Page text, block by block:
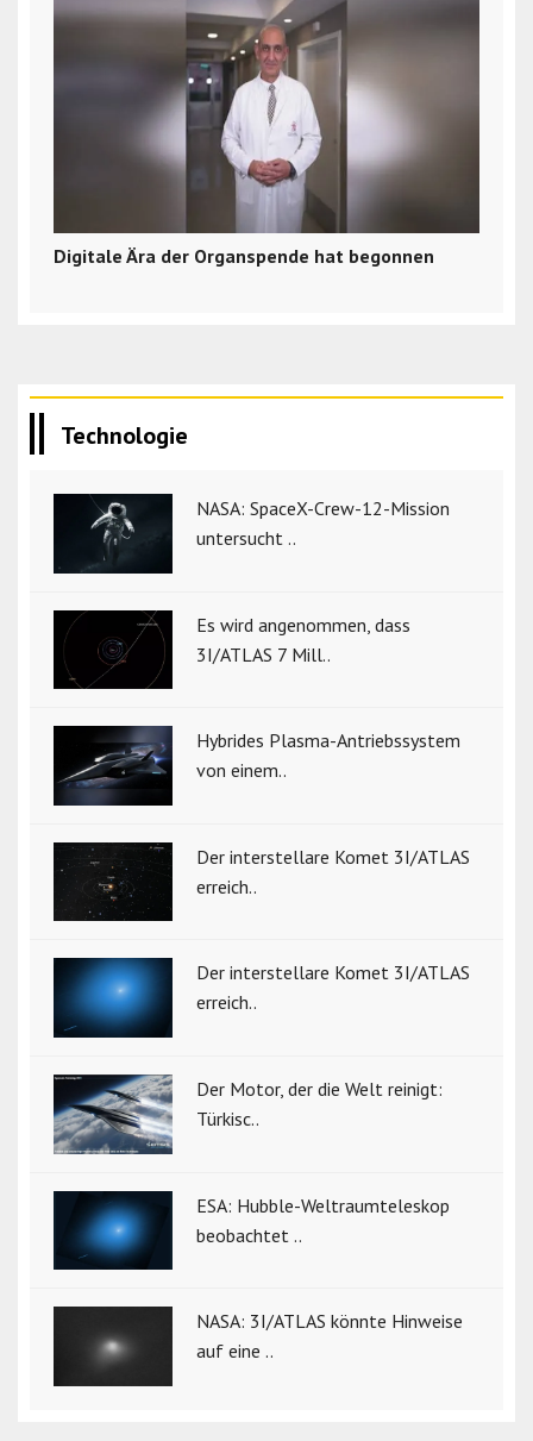
Digitale Ära der Organspende hat begonnen
Technologie
NASA: SpaceX-Crew-12-Mission
untersucht ..
Es wird angenommen, dass
3I/ATLAS 7 Mill..
Hybrides Plasma-Antriebssystem
von einem..
Der interstellare Komet 3I/ATLAS
erreich..
Der interstellare Komet 3I/ATLAS
erreich..
Der Motor, der die Welt reinigt:
Türkisc..
ESA: Hubble-Weltraumteleskop
beobachtet ..
NASA: 3I/ATLAS könnte Hinweise
auf eine ..